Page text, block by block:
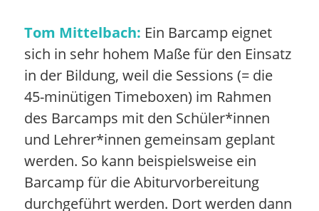
Tom Mittelbach: Ein Barcamp eignet
sich in sehr hohem Maße für den Einsatz
in der Bildung, weil die Sessions (= die
45-minütigen Timeboxen) im Rahmen
des Barcamps mit den Schüler*innen
und Lehrer*innen gemeinsam geplant
werden. So kann beispielsweise ein
Barcamp für die Abiturvorbereitung
durchgeführt werden. Dort werden dann